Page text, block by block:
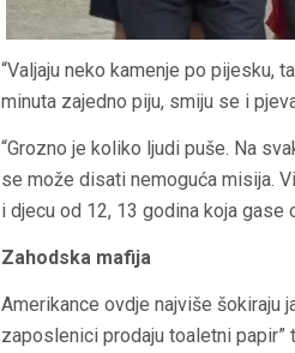
“Valjaju neko kamenje po pijesku,
minuta zajedno piju, smiju se i
“Grozno je koliko ljudi puše. Na
se može disati nemoguća misija.
i djecu od 12, 13 godina koja gase
Zahodska mafija
Amerikance ovdje najviše šokiraju
zaposlenici prodaju toaletni papir”